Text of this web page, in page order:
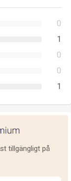
0
1
0
0
1
tillgängligt på